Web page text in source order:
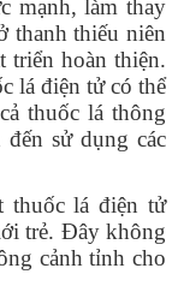
mạnh, làm thay
thanh thiếu niên
triển hoàn thiện.
lá điện tử có thể
thuốc lá thông
đến sử dụng các
thuốc lá điện tử
trẻ. Đây không
cảnh tỉnh cho